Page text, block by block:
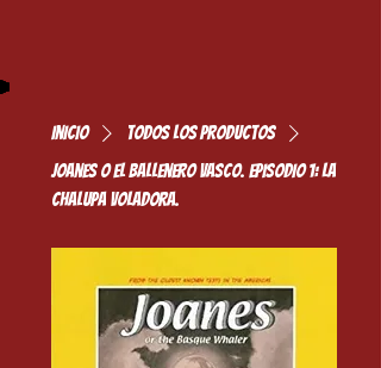
Inicio
Todos los productos
Joanes o el ballenero vasco. Episodio 1: La
chalupa voladora.